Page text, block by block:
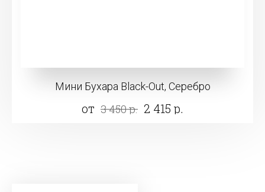
Мини Бухара Black-Out, Серебро
от 3 450 р. 2 415 р.